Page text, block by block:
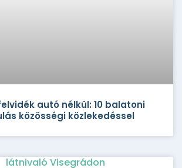
autó nélkül: 10 balatoni
közösségi közlekedéssel